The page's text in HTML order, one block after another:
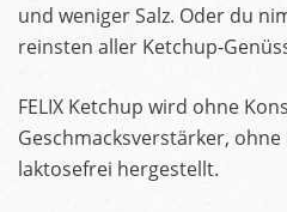
und weniger Salz. Oder du
reinsten aller Ketchup-
FELIX Ketchup wird ohne
Geschmacksverstärker,
laktosefrei hergestellt.